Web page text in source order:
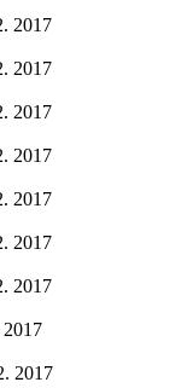
2017
2017
2017
2017
2017
2017
2017
2017